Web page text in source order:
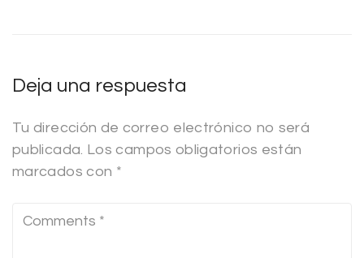
Deja una respuesta
Tu dirección de correo electrónico no será
publicada. Los campos obligatorios están
marcados con *